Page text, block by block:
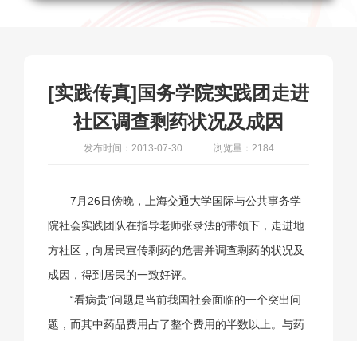
[实践传真]国务学院实践团走进
社区调查剩药状况及成因
发布时间：2013-07-30 浏览量：2184
7月26日傍晚，上海交通大学国际与公共事务学
院社会实践团队在指导老师张录法的带领下，走进地
方社区，向居民宣传剩药的危害并调查剩药的状况及
成因，得到居民的一致好评。
“看病贵”问题是当前我国社会面临的一个突出问
题，而其中药品费用占了整个费用的半数以上。与药